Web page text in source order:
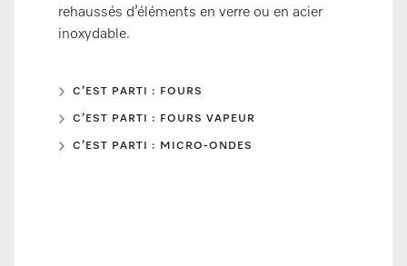
rehaussés d’éléments en verre ou en acier
inoxydable.
C’EST PARTI : FOURS
C’EST PARTI : FOURS VAPEUR
C’EST PARTI : MICRO-ONDES